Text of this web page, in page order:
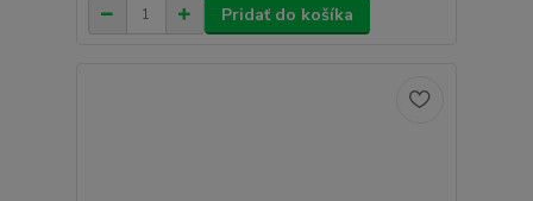
Pridať do košíka